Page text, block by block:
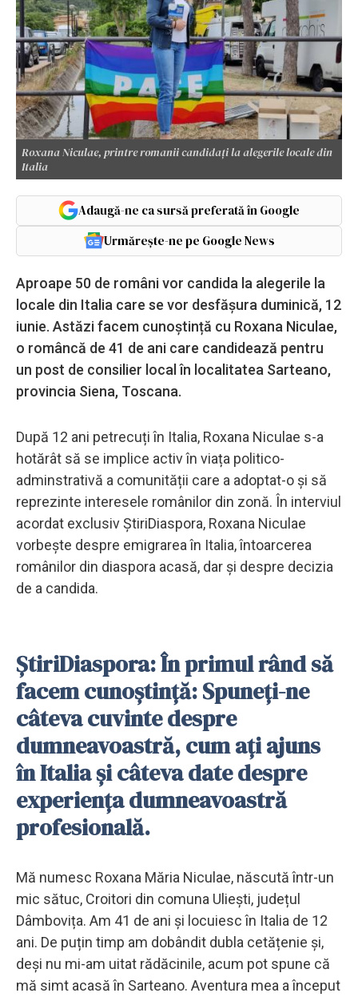
Roxana Niculae, printre romanii candidați la alegerile locale din
Italia
Adaugă-ne ca sursă preferată în Google
Urmărește-ne pe Google News
Aproape 50 de români vor candida la alegerile la
locale din Italia care se vor desfășura duminică, 12
iunie. Astăzi facem cunoștință cu Roxana Niculae,
o româncă de 41 de ani care candidează pentru
un post de consilier local în localitatea Sarteano,
provincia Siena, Toscana.
După 12 ani petrecuți în Italia, Roxana Niculae s-a
hotărât să se implice activ în viața politico-
adminstrativă a comunității care a adoptat-o și să
reprezinte interesele românilor din zonă. În interviul
acordat exclusiv ȘtiriDiaspora, Roxana Niculae
vorbește despre emigrarea în Italia, întoarcerea
românilor din diaspora acasă, dar și despre decizia
de a candida.
ȘtiriDiaspora: În primul rând să
facem cunoștință: Spuneți-ne
câteva cuvinte despre
dumneavoastră, cum ați ajuns
în Italia și câteva date despre
experiența dumneavoastră
profesională.
Mă numesc Roxana Măria Niculae, născută într-un
mic sătuc, Croitori din comuna Uliești, județul
Dâmbovița. Am 41 de ani și locuiesc în Italia de 12
ani. De puțin timp am dobândit dubla cetățenie și,
deși nu mi-am uitat rădăcinile, acum pot spune că
mă simt acasă în Sarteano. Aventura mea a început